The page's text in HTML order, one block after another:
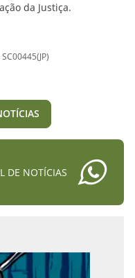
da Justiça.
DE NOTÍCIAS